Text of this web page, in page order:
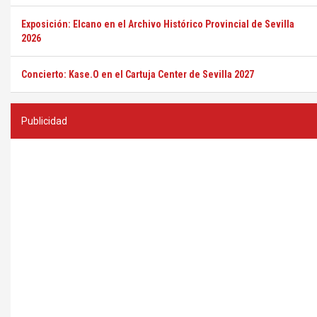
Exposición: Elcano en el Archivo Histórico Provincial de Sevilla
2026
Concierto: Kase.O en el Cartuja Center de Sevilla 2027
Publicidad